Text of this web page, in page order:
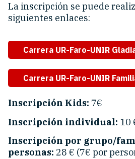
La inscripción se puede
siguientes enlaces:
Carrera UR-Faro-UNIR
Carrera UR-Faro-UNIR
Inscripción Kids: 7€
Inscripción individual: 10
Inscripción por grupo/
personas: 28 € (7€ por